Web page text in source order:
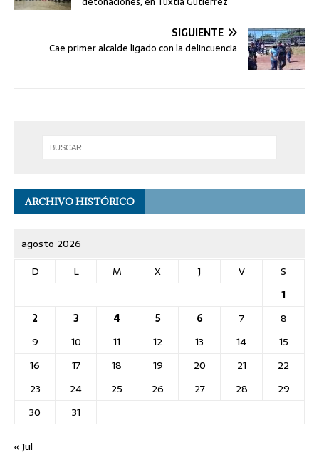
SIGUIENTE
Cae primer alcalde ligado con la delincuencia
ARCHIVO HISTÓRICO
agosto 2026
D
L M X J V
S
1
2
3 4 5 6 7
8
9
10 11 12 13 14
15
16
17 18 19 20 21
22
23
24 25 26 27 28
29
30
31
« Jul